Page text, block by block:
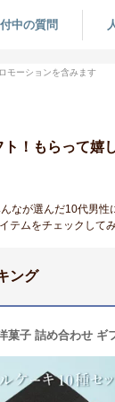
中の質問
モーションを含みます
！もらって嬉
なが選んだ10代男
テムをチェックして
ング